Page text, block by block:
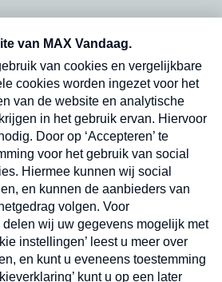
en dinsdagochtend in
Verzend